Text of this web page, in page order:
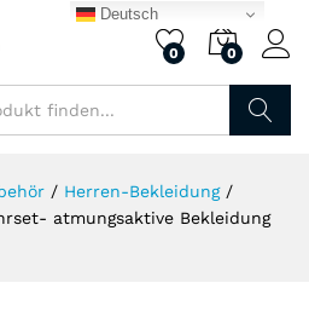
0 0
/ Herren-Bekleidung /
atmungsaktive Bekleidung
Deutsch